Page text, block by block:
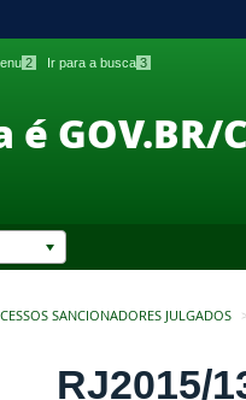
2 Ir para a busca 3
é GOV.BR/
SANCIONADORES JULGADOS
RJ2015/